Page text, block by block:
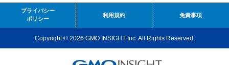
プライバシー
ポリシー
利用規約 免責事項
Copyright © 2026 GMO INSIGHT Inc. All Rights Reserved.